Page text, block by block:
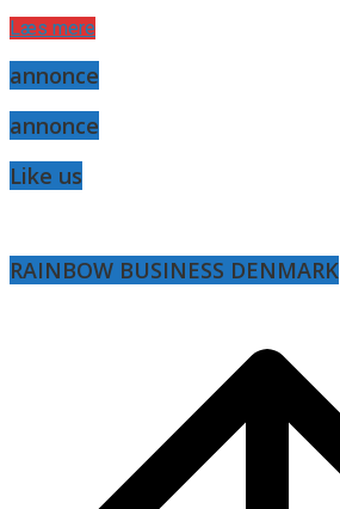
Læs mere
annonce
annonce
Like us
RAINBOW BUSINESS DENMARK